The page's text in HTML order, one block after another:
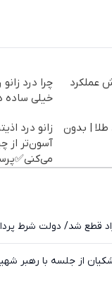
عملکرد
چرا درد
خیلی ساده
طلا | بدون
زانو درد
آسون‌تر از
قطع شد/ دولت شرط